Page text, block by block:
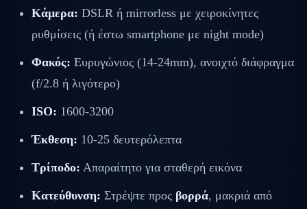
Κάμερα: DSLR ή mirrorless με χειροκίνητες
ρυθμίσεις (ή έστω smartphone με night mode)
Φακός: Ευρυγώνιος (14-24mm), ανοιχτό διάφραγμα
(f/2.8 ή λιγότερο)
ISO: 1600-3200
Έκθεση: 10-25 δευτερόλεπτα
Τρίποδο: Απαραίτητο για σταθερή εικόνα
Κατεύθυνση: Στρέψτε προς βορρά, μακριά από